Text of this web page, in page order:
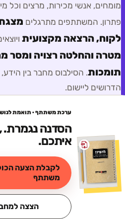
מומחים, אנשי מכירות, מרצים וכל
פתרון. המשתתפים מתרגלים
לקוח, הרצאה מקצועית
מטרה והחלטה רצויה ומסר
תומכות. הסילבוס מחבר בין
הדרושים ליישום.
ערכת משתתף · תואמת
הסדנה נגמרת.
איתכם.
לקבלת הצעה
משתתף
הצצה